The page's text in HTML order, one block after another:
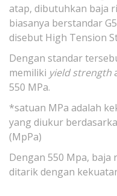
atap, dibutuhkan baja
biasanya berstandar
disebut High Tension
Dengan standar
memiliki yield strength
550 MPa.
*satuan MPa adalah
yang diukur
(MpPa)
Dengan 550 Mpa,
ditarik dengan